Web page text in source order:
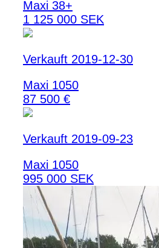
Maxi 38+
1 125 000 SEK
Verkauft 2019-12-30
Maxi 1050
87 500 €
Verkauft 2019-09-23
Maxi 1050
995 000 SEK